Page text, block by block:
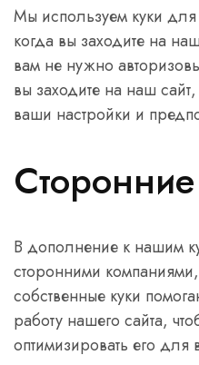
Мы используем куки для
когда вы заходите на
вам не нужно
вы заходите на наш
ваши настройки и
В дополнение к нашим
сторонними
собственные куки
работу нашего сайта,
оптимизировать его для